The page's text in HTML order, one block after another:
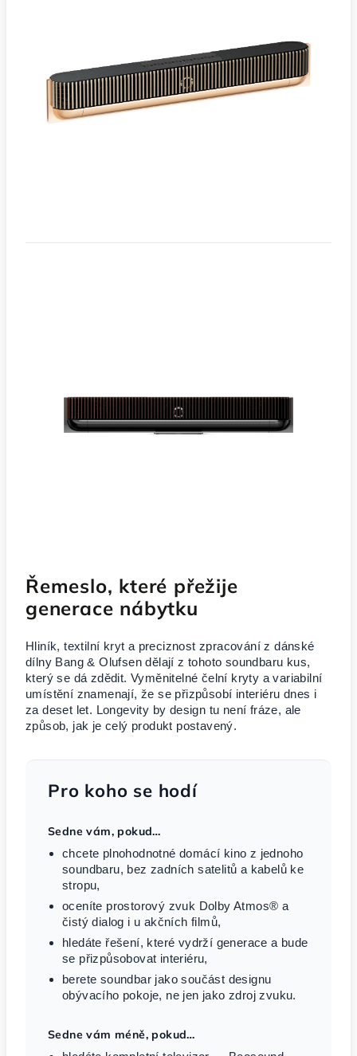
Řemeslo, které přežije
generace nábytku
Hliník, textilní kryt a preciznost zpracování z dánské
dílny Bang & Olufsen dělají z tohoto soundbaru kus,
který se dá zdědit. Vyměnitelné čelní kryty a variabilní
umístění znamenají, že se přizpůsobí interiéru dnes i
za deset let. Longevity by design tu není fráze, ale
způsob, jak je celý produkt postavený.
Pro koho se hodí
Sedne vám, pokud…
chcete plnohodnotné domácí kino z jednoho
soundbaru, bez zadních satelitů a kabelů ke
stropu,
oceníte prostorový zvuk Dolby Atmos® a
čistý dialog i u akčních filmů,
hledáte řešení, které vydrží generace a bude
se přizpůsobovat interiéru,
berete soundbar jako součást designu
obývacího pokoje, ne jen jako zdroj zvuku.
Sedne vám méně, pokud…